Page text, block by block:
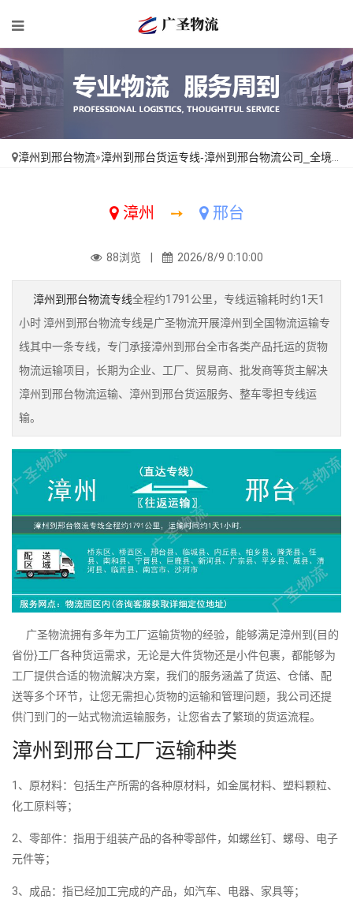
漳州到邢台物流»漳州到邢台货运专线-漳州到邢台物流公司_全境派送「收费介绍」
漳州 ➙ 邢台
88浏览 | 2026/8/9 0:10:00
漳州到邢台物流专线全程约1791公里，专线运输耗时约1天1
小时 漳州到邢台物流专线是广圣物流开展漳州到全国物流运输专
线其中一条专线，专门承接漳州到邢台全市各类产品托运的货物
物流运输项目，长期为企业、工厂、贸易商、批发商等货主解决
漳州到邢台物流运输、漳州到邢台货运服务、整车零担专线运
输。
广圣物流拥有多年为工厂运输货物的经验，能够满足漳州到{目的
省份}工厂各种货运需求，无论是大件货物还是小件包裹，都能够为
工厂提供合适的物流解决方案，我们的服务涵盖了货运、仓储、配
送等多个环节，让您无需担心货物的运输和管理问题，我公司还提
供门到门的一站式物流运输服务，让您省去了繁琐的货运流程。
漳州到邢台工厂运输种类
1、原材料：包括生产所需的各种原材料，如金属材料、塑料颗粒、
化工原料等；
2、零部件：指用于组装产品的各种零部件，如螺丝钉、螺母、电子
元件等；
3、成品：指已经加工完成的产品，如汽车、电器、家具等；